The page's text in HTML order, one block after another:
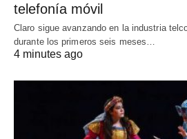
telefonía móvil
Claro sigue avanzando en la industria
durante los primeros seis meses…
4 minutes ago